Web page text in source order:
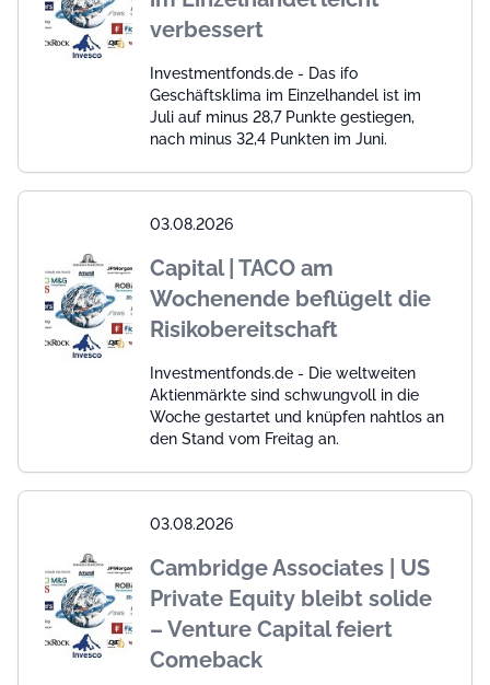
verbessert
Investmentfonds.de - Das ifo
Geschäftsklima im Einzelhandel ist im
Juli auf minus 28,7 Punkte gestiegen,
nach minus 32,4 Punkten im Juni.
03.08.2026
Capital | TACO am
Wochenende beflügelt die
Risikobereitschaft
Investmentfonds.de - Die weltweiten
Aktienmärkte sind schwungvoll in die
Woche gestartet und knüpfen nahtlos an
den Stand vom Freitag an.
03.08.2026
Cambridge Associates | US
Private Equity bleibt solide
– Venture Capital feiert
Comeback